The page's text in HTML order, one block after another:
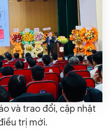
và trao đổi, cập nhật
trị mới.​​​​​